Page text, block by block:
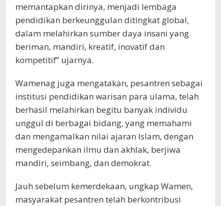
memantapkan dirinya, menjadi lembaga
pendidikan berkeunggulan ditingkat global,
dalam melahirkan sumber daya insani yang
beriman, mandiri, kreatif, inovatif dan
kompetitif” ujarnya.
Wamenag juga mengatakan, pesantren sebagai
institusi pendidikan warisan para ulama, telah
berhasil melahirkan begitu banyak individu
unggul di berbagai bidang, yang memahami
dan mengamalkan nilai ajaran Islam, dengan
mengedepankan ilmu dan akhlak, berjiwa
mandiri, seimbang, dan demokrat.
Jauh sebelum kemerdekaan, ungkap Wamen,
masyarakat pesantren telah berkontribusi